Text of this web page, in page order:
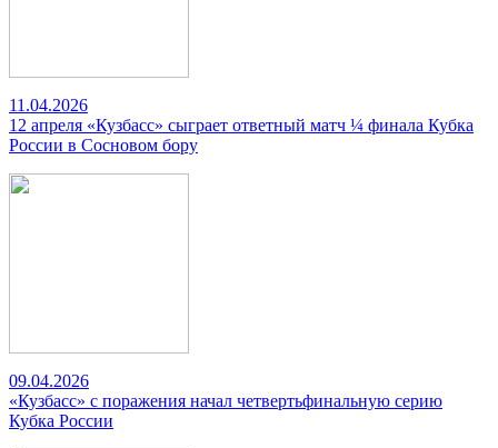
11.04.2026
12 апреля «Кузбасс» сыграет ответный матч ¼ финала Кубка
России в Сосновом бору
09.04.2026
«Кузбасс» с поражения начал четвертьфинальную серию
Кубка России